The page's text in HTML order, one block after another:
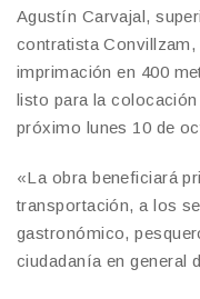
Agustín Carvajal,
contratista
imprimación en 400
listo para la
próximo lunes 10 de
«La obra beneficiará
transportación, a los
gastronómico,
ciudadanía en general